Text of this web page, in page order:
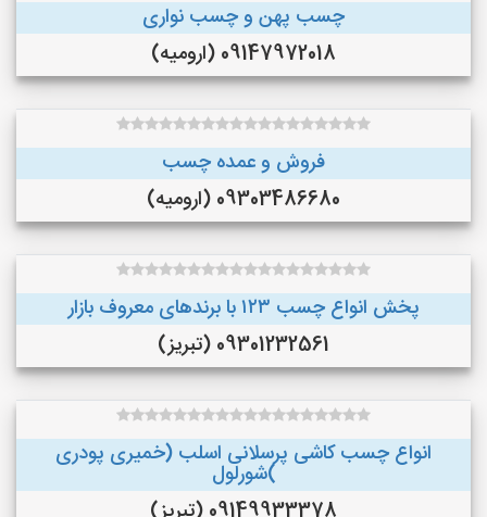
چسب پهن و چسب نواری
09147972018 (ارومیه)
فروش و عمده چسب
09303486680 (ارومیه)
پخش انواع چسب ۱۲۳ با برندهای معروف بازار
09301232561 (تبریز)
انواع چسب کاشی پرسلانی اسلب (خمیری پودری
)شورلول